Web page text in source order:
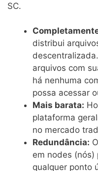
SC.
distribui
arquivos com
há nenhuma
possa acessar
Mais barata:
plataforma
no mercado
Redundância:
em nodes
qualquer ponto